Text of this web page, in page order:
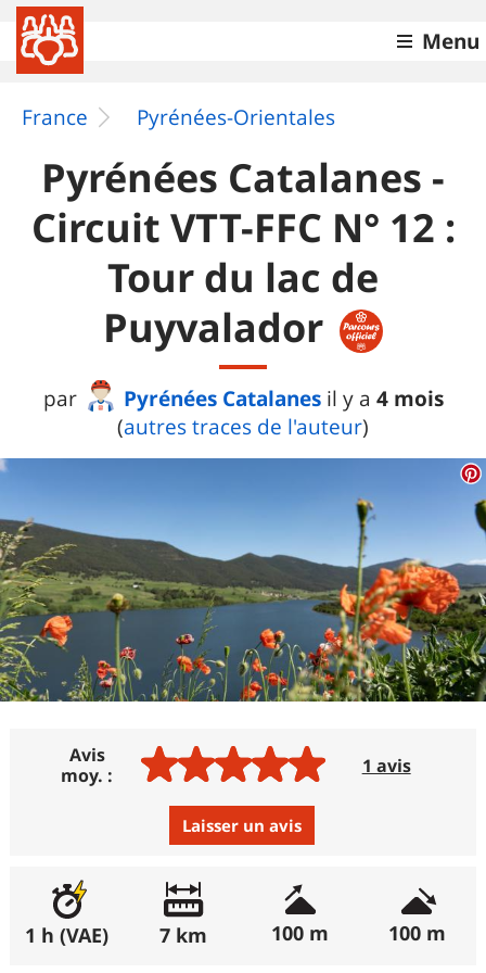
Menu
France Pyrénées-Orientales
Pyrénées Catalanes -
Circuit VTT-FFC N° 12 :
Tour du lac de
Puyvalador
par Pyrénées Catalanes il y a 4 mois
(autres traces de l'auteur)
Avis
moy. :
1 avis
Laisser un avis
Excellent:
100%
(récemment : 100%)
1 h (VAE) 7 km 100 m 100 m